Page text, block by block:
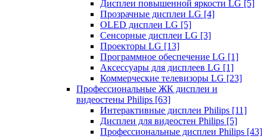
Дисплеи повышенной яркости LG [5]
Прозрачные дисплеи LG [4]
OLED дисплеи LG [5]
Сенсорные дисплеи LG [3]
Проекторы LG [13]
Программное обеспечение LG [1]
Аксессуары для дисплеев LG [1]
Коммерческие телевизоры LG [23]
Профессиональные ЖК дисплеи и
видеостены Philips [63]
Интерактивные дисплеи Philips [11]
Дисплеи для видеостен Philips [5]
Профессиональные дисплеи Philips [43]